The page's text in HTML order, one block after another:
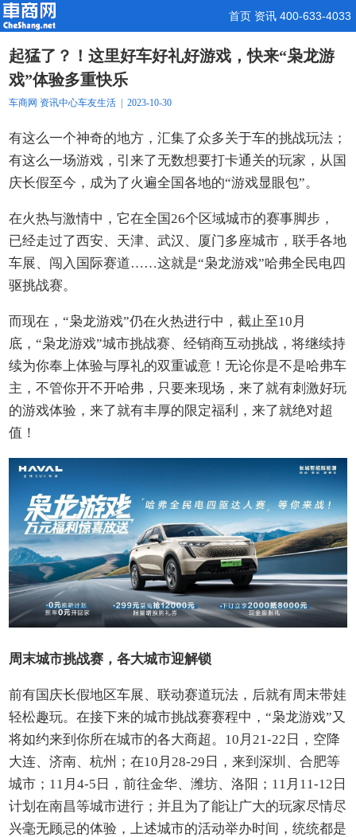
首页 资讯 400-633-4033
起猛了？！这里好车好礼好游戏，快来“枭龙游
戏”体验多重快乐
车商网 资讯中心车友生活 | 2023-10-30
有这么一个神奇的地方，汇集了众多关于车的挑战玩法；
有这么一场游戏，引来了无数想要打卡通关的玩家，从国
庆长假至今，成为了火遍全国各地的“游戏显眼包”。
在火热与激情中，它在全国26个区域城市的赛事脚步，
已经走过了西安、天津、武汉、厦门多座城市，联手各地
车展、闯入国际赛道……这就是“枭龙游戏”哈弗全民电四
驱挑战赛。
而现在，“枭龙游戏”仍在火热进行中，截止至10月
底，“枭龙游戏”城市挑战赛、经销商互动挑战，将继续持
续为你奉上体验与厚礼的双重诚意！无论你是不是哈弗车
主，不管你开不开哈弗，只要来现场，来了就有刺激好玩
的游戏体验，来了就有丰厚的限定福利，来了就绝对超
值！
周末城市挑战赛，各大城市迎解锁
前有国庆长假地区车展、联动赛道玩法，后就有周末带娃
轻松趣玩。在接下来的城市挑战赛赛程中，“枭龙游戏”又
将如约来到你所在城市的各大商超。10月21-22日，空降
大连、济南、杭州；在10月28-29日，来到深圳、合肥等
城市；11月4-5日，前往金华、潍坊、洛阳；11月11-12日
计划在南昌等城市进行；并且为了能让广大的玩家尽情尽
兴毫无顾忌的体验，上述城市的活动举办时间，统统都是